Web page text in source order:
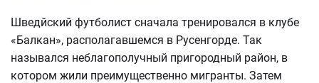
Шведйский футболист сначала тренировался в клубе
«Балкан», располагавшемся в Русенгорде. Так
назывался неблагополучный пригородный район, в
котором жили преимущественно мигранты. Затем